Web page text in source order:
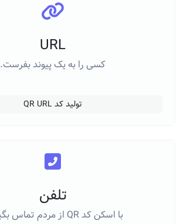
URL
کسی را به یک پیوند بفرست.
تولید کد QR URL
تلفن
با اسکن کد QR از مردم تماس بگیرید.